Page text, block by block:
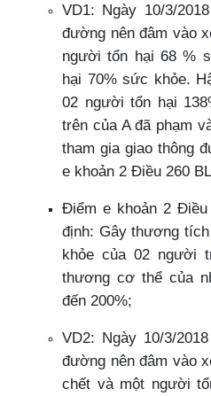
VD1: Ngày 10/3/
đường nên đâm vào
người tổn hại 68 %
hại 70% sức khỏe.
02 người tổn hại
trên của A đã phạm
tham gia giao thông
e khoản 2 Điều 260
Điểm e khoản 2 Điều
định: Gây thương
khỏe của 02 người
thương cơ thể của
đến 200%;
VD2: Ngày 10/3/
đường nên đâm vào
chết và một người